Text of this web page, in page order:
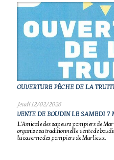
OUVERTURE PÊCHE DE LA
Jeudi 12/02/2026
VENTE DE BOUDIN LE SAMEDI 7
L'Amicale des sapeurs pompiers de
organise sa traditionnelle vente de
la caserne des pompiers de Marlieux.